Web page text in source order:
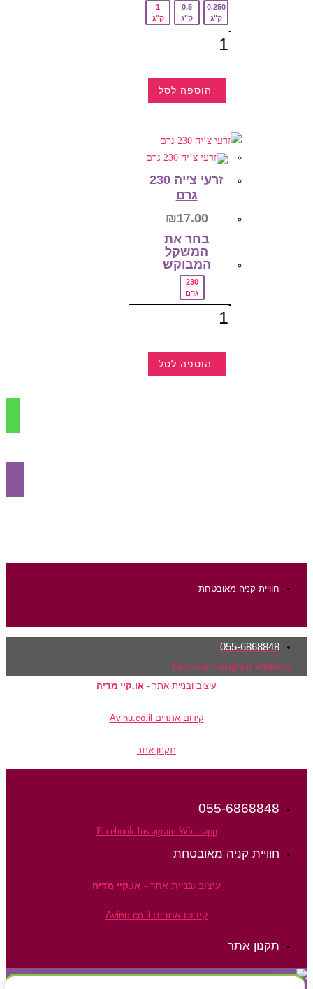
0.250
ק"ג
0.5
ק"ג
1
ק"ג
הוספה לסל
מספר
סוגים.
ניתן
לבחור
את
האפשרויות
בעמוד
זרעי צ’יה 230
גרם
₪17.00
בחר את
המשקל
המבוקש‎
230
גרם
הוספה לסל
חוויית קניה מאובטחת
055-6868848
Facebook Instagram Whatsapp
עיצוב ובניית אתר - או.קיי מדיה
קידום אתרים Avinu.co.il
תקנון אתר
055-6868848
Facebook Instagram Whatsapp
חוויית קניה מאובטחת
עיצוב ובניית אתר - או.קיי מדיה
קידום אתרים Avinu.co.il
תקנון אתר